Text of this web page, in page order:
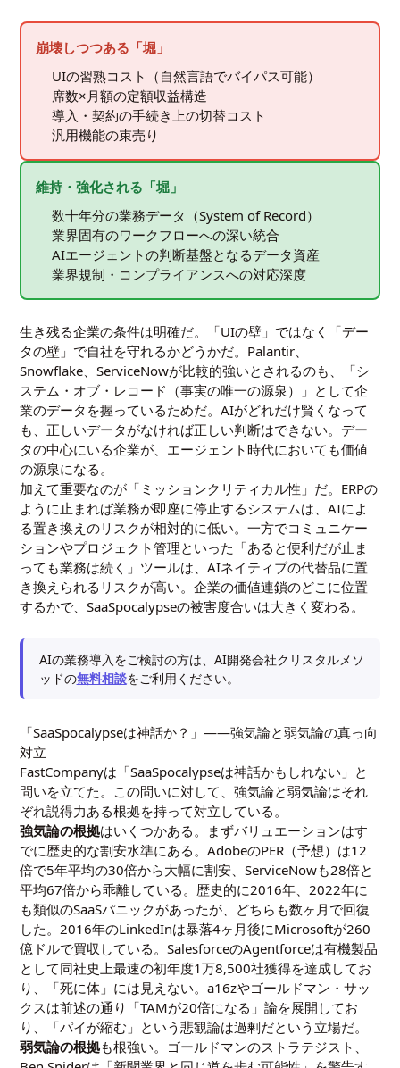
崩壊しつつある「堀」
UIの習熟コスト（自然言語でバイパス可能）
席数×月額の定額収益構造
導入・契約の手続き上の切替コスト
汎用機能の束売り
維持・強化される「堀」
数十年分の業務データ（System of Record）
業界固有のワークフローへの深い統合
AIエージェントの判断基盤となるデータ資産
業界規制・コンプライアンスへの対応深度
生き残る企業の条件は明確だ。「UIの壁」ではなく「デー
タの壁」で自社を守れるかどうかだ。Palantir、
Snowflake、ServiceNowが比較的強いとされるのも、「シ
ステム・オブ・レコード（事実の唯一の源泉）」として企
業のデータを握っているためだ。AIがどれだけ賢くなって
も、正しいデータがなければ正しい判断はできない。デー
タの中心にいる企業が、エージェント時代においても価値
の源泉になる。
加えて重要なのが「ミッションクリティカル性」だ。ERPの
ように止まれば業務が即座に停止するシステムは、AIによ
る置き換えのリスクが相対的に低い。一方でコミュニケー
ションやプロジェクト管理といった「あると便利だが止ま
っても業務は続く」ツールは、AIネイティブの代替品に置
き換えられるリスクが高い。企業の価値連鎖のどこに位置
するかで、SaaSpocalypseの被害度合いは大きく変わる。
AIの業務導入をご検討の方は、AI開発会社クリスタルメソ
ッドの無料相談をご利用ください。
「SaaSpocalypseは神話か？」――強気論と弱気論の真っ向
対立
FastCompanyは「SaaSpocalypseは神話かもしれない」と
問いを立てた。この問いに対して、強気論と弱気論はそれ
ぞれ説得力ある根拠を持って対立している。
強気論の根拠はいくつかある。まずバリュエーションはす
でに歴史的な割安水準にある。AdobeのPER（予想）は12
倍で5年平均の30倍から大幅に割安、ServiceNowも28倍と
平均67倍から乖離している。歴史的に2016年、2022年に
も類似のSaaSパニックがあったが、どちらも数ヶ月で回復
した。2016年のLinkedInは暴落4ヶ月後にMicrosoftが260
億ドルで買収している。SalesforceのAgentforceは有機製品
として同社史上最速の初年度1万8,500社獲得を達成してお
り、「死に体」には見えない。a16zやゴールドマン・サッ
クスは前述の通り「TAMが20倍になる」論を展開してお
り、「パイが縮む」という悲観論は過剰だという立場だ。
弱気論の根拠も根強い。ゴールドマンのストラテジスト、